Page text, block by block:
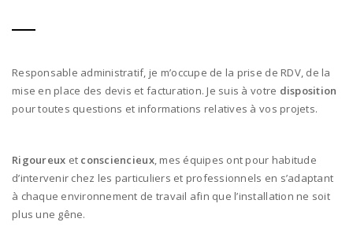
Responsable administratif, je m’occupe de la prise de RDV, de la
mise en place des devis et facturation. Je suis à votre disposition
pour toutes questions et informations relatives à vos projets.
Rigoureux et consciencieux, mes équipes ont pour habitude
d’intervenir chez les particuliers et professionnels en s’adaptant
à chaque environnement de travail afin que l’installation ne soit
plus une gêne.